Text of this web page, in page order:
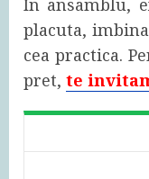
In ansamblu,
placuta,
cea practica.
pret, te